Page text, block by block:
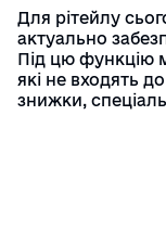
Для рітейлу
актуально
Під цю функцію
які не входять
знижки,